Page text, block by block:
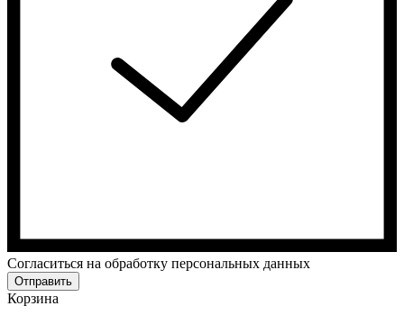
Cогласиться на обработку персональных данных
Отправить
Корзина